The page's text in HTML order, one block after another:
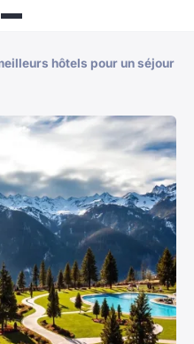
hôtels pour un séjour